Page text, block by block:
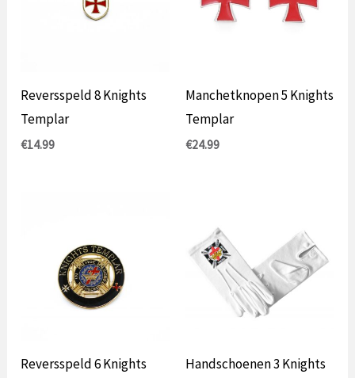
Reversspeld 8 Knights
Templar
€14.99
Manchetknopen 5 Knights
Templar
€24.99
Reversspeld 6 Knights
Handschoenen 3 Knights